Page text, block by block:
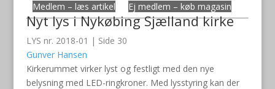
Medlem – læs artikel
Ej medlem – køb magasin
Nyt lys i Nykøbing Sjælland kirke
LYS nr. 2018-01 | Side 30
Gunver Hansen
Kirkerummet virker lyst og festligt med den nye
belysning med LED-ringkroner. Med lysstyring kan der